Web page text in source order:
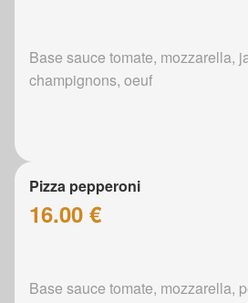
Base sauce tomate, mozzarella,
champignons, oeuf
Pizza pepperoni
16.00 €
Base sauce tomate, mozzarella,